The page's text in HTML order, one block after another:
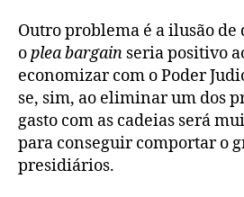
Outro problema é a ilusão de
opleabargain seria positivo
economizar com o Poder
se, sim, ao eliminar um dos
gasto com as cadeias será
para conseguir comportar o
presidiários.